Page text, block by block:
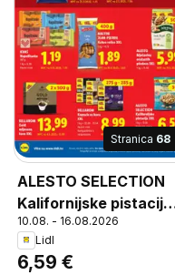
Stranica 68
ALESTO SELECTION
Kalifornijske pistacije
XXL, Redovna cijena
za 250 g = 4.29
10.08. - 16.08.2026
Lidl
6,59 €